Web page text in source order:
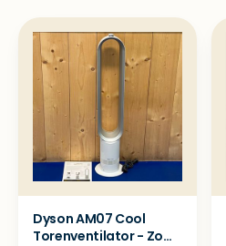
Dyson AM07 Cool
Torenventilator - Zo